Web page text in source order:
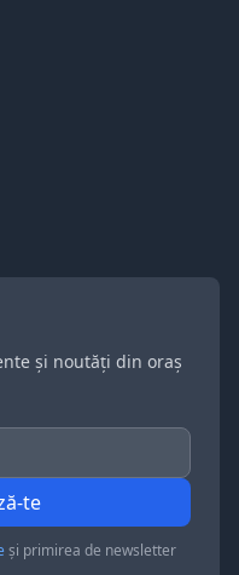
și noutăți din oraș
te
și primirea de newsletter